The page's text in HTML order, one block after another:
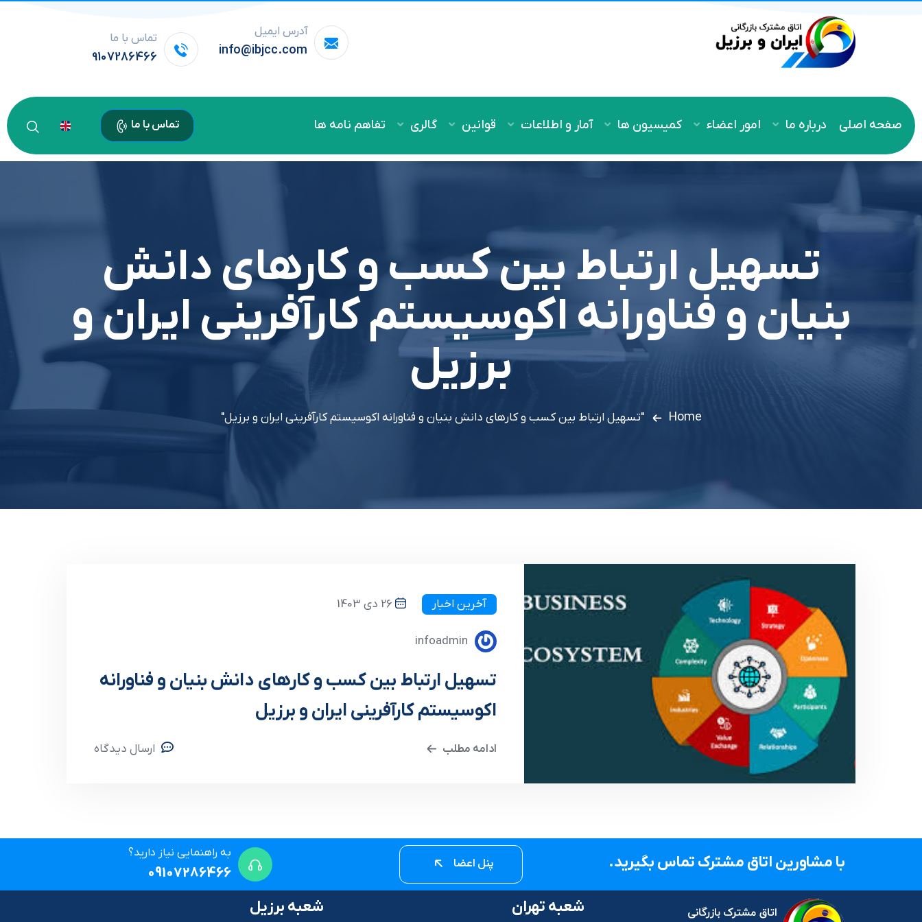
آدرس ایمیل
info@ibjcc.com
تماس با ما
9107286466
صفحه اصلی درباره ما امور اعضاء کمیسیون ها آمار و اطلاعات قوانین گالری تفاهم نامه ها تماس با ما
تسهیل ارتباط بین کسب و کارهای دانش
بنیان و فناورانه اکوسیستم کارآفرینی ایران و
برزیل
Home "تسهیل ارتباط بین کسب و کارهای دانش بنیان و فناورانه اکوسیستم کارآفرینی ایران و برزیل"
آخرین اخبار 26 دی 1403
infoadmin
تسهیل ارتباط بین کسب و کارهای دانش بنیان و فناورانه
اکوسیستم کارآفرینی ایران و برزیل
ادامه مطلب ارسال دیدگاه
با مشاورین اتاق مشترک تماس بگیرید. پنل اعضا
به راهنمایی نیاز دارید؟
09107286466
شعبه تهران شعبه برزیل